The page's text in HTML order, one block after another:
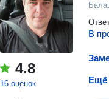
4.8
16 оценок
В
Ещё